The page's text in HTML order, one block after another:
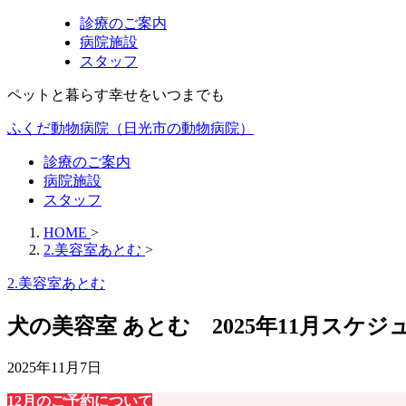
診療のご案内
病院施設
スタッフ
ペットと暮らす幸せをいつまでも
ふくだ動物病院（日光市の動物病院）
診療のご案内
病院施設
スタッフ
HOME >
2.美容室あとむ >
2.美容室あとむ
犬の美容室 あとむ 2025年11月スケジ
2025年11月7日
12月のご予約について